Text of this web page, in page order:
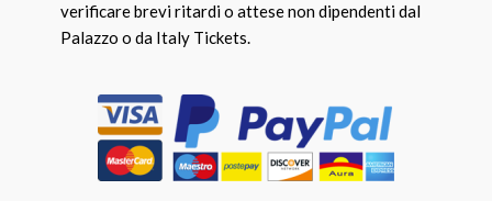
verificare brevi ritardi o attese non dipendenti dal
Palazzo o da Italy Tickets.